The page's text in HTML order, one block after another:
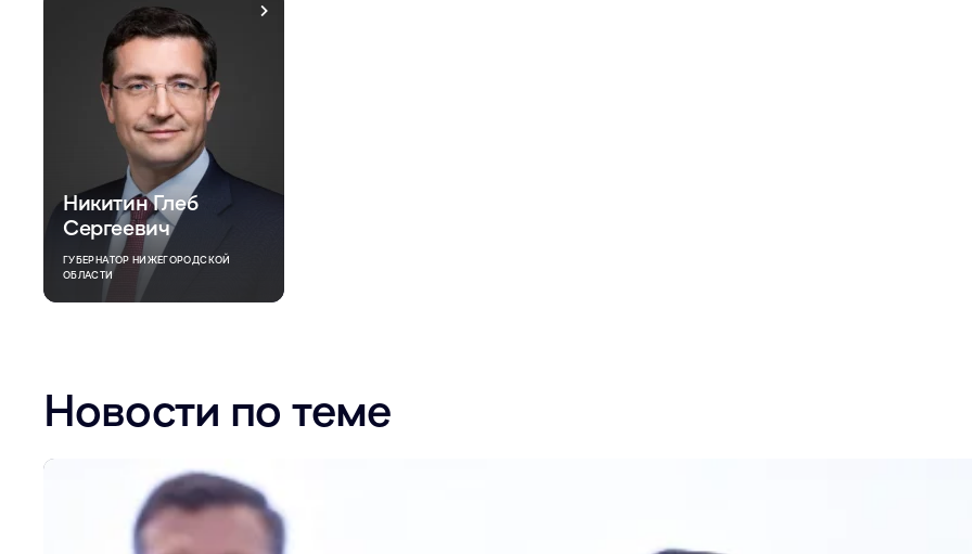
Никитин Глеб
Сергеевич
ГУБЕРНАТОР НИЖЕГОРОДСКОЙ
ОБЛАСТИ
Новости по теме